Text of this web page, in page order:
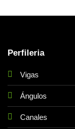
Perfileria
Vigas
Ángulos
Canales